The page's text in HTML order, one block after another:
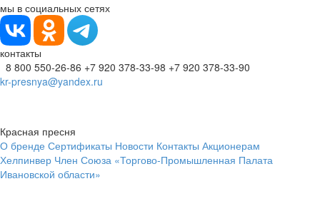
мы в социальных сетях
контакты
8 800 550-26-86 +7 920 378-33-98 +7 920 378-33-90
kr-presnya@yandex.ru
Красная пресня
О бренде Сертификаты Новости Контакты Акционерам
Хелпинвер Член Союза «Торгово-Промышленная Палата
Ивановской области»